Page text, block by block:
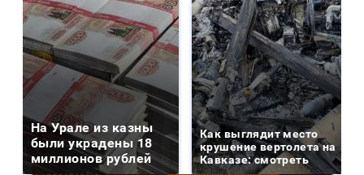
На Урале из казны
были украдены 18
миллионов рублей
Как выглядит место
крушение вертолета на
Кавказе: смотреть